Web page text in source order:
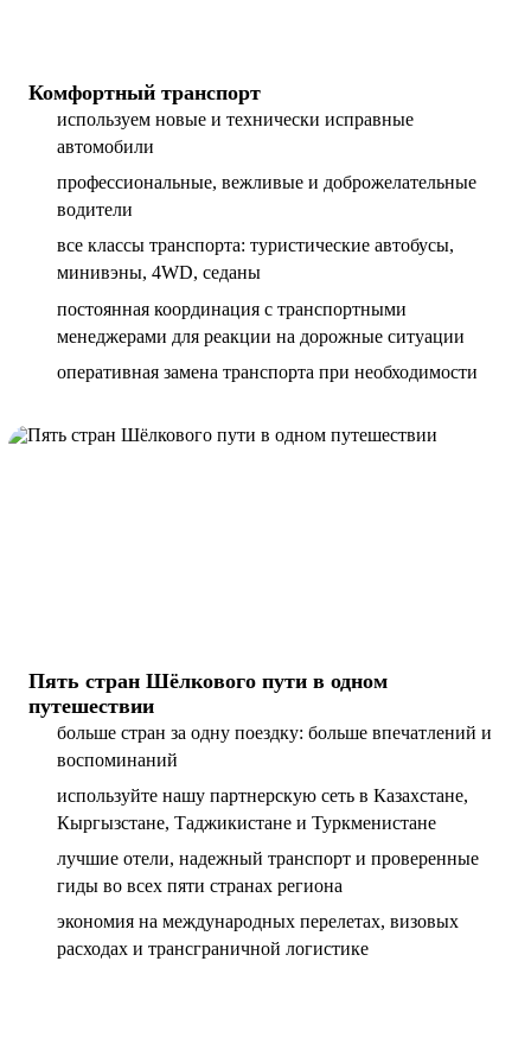
Комфортный транспорт
используем новые и технически исправные
автомобили
профессиональные, вежливые и доброжелательные
водители
все классы транспорта: туристические автобусы,
минивэны, 4WD, седаны
постоянная координация с транспортными
менеджерами для реакции на дорожные ситуации
оперативная замена транспорта при необходимости
Пять стран Шёлкового пути в одном
путешествии
больше стран за одну поездку: больше впечатлений и
воспоминаний
используйте нашу партнерскую сеть в Казахстане,
Кыргызстане, Таджикистане и Туркменистане
лучшие отели, надежный транспорт и проверенные
гиды во всех пяти странах региона
экономия на международных перелетах, визовых
расходах и трансграничной логистике